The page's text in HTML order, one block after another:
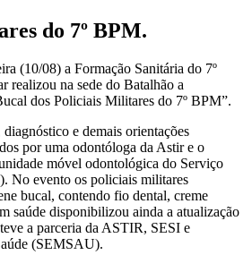
do 7º BPM.
(10/08) a Formação Sanitária do 7º
realizou na sede do Batalhão a
dos Policiais Militares do 7º BPM”.
e demais orientações
por uma odontóloga da Astir e o
móvel odontológica do Serviço
No evento os policiais militares
bucal, contendo fio dental, creme
saúde disponibilizou ainda a atualização
a parceria da ASTIR, SESI e
(SEMSAU).